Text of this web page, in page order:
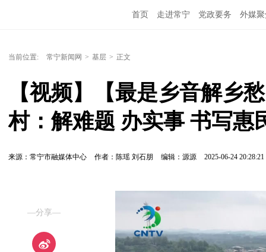
首页 走进常宁 党政要务 外媒
当前位置: 常宁新闻网 > 基层 > 正文
【视频】【最是乡音解乡
村：解难题 办实事 书写惠
来源：常宁市融媒体中心 作者：陈瑶 刘石朋 编辑：源源 2025-06-24 20:28:21
—分享—